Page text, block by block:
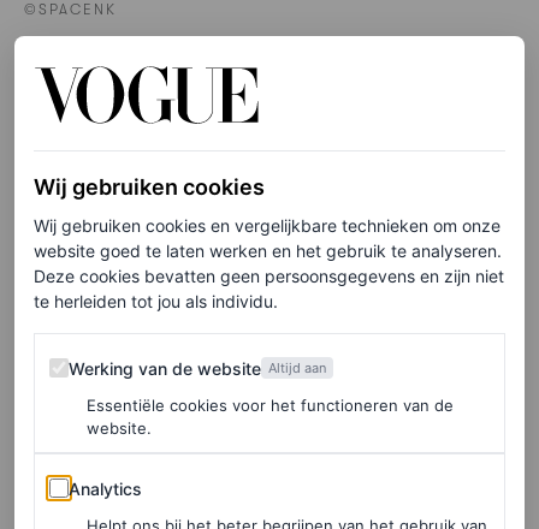
©SPACENK
Haar pomade, € 63,25
HIER TE KOOP
Christopher Robin
Wij gebruiken cookies
Wij gebruiken cookies en vergelijkbare technieken om onze
website goed te laten werken en het gebruik te analyseren.
Deze cookies bevatten geen persoonsgegevens en zijn niet
te herleiden tot jou als individu.
Werking van de website
Werking van de website Altijd aan
Essentiële cookies voor het functioneren van de
website.
Analytics
Analytics